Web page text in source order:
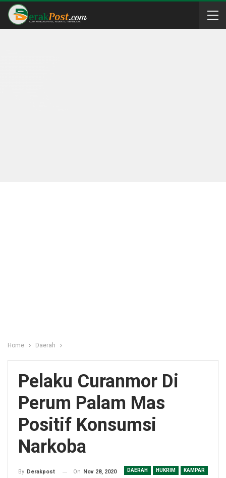
Home Daerah
Pelaku Curanmor Di
Perum Palam Mas
Positif Konsumsi
Narkoba
DAERAH HUKRIM KAMPAR
By Derakpost On Nov 28, 2020